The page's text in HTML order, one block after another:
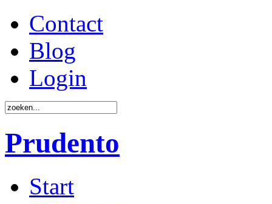
Contact
Blog
Login
Prudento
Start